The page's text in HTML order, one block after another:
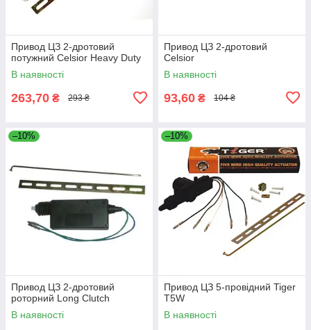
Привод ЦЗ 2-дротовий
потужний Celsior Heavy Duty
В наявності
263,70 ₴ 293 ₴
Привод ЦЗ 2-дротовий
Celsior
В наявності
93,60 ₴ 104 ₴
–10%
Привод ЦЗ 2-дротовий
роторний Long Clutch
В наявності
–10%
Привод ЦЗ 5-провідний Tiger
T5W
В наявності